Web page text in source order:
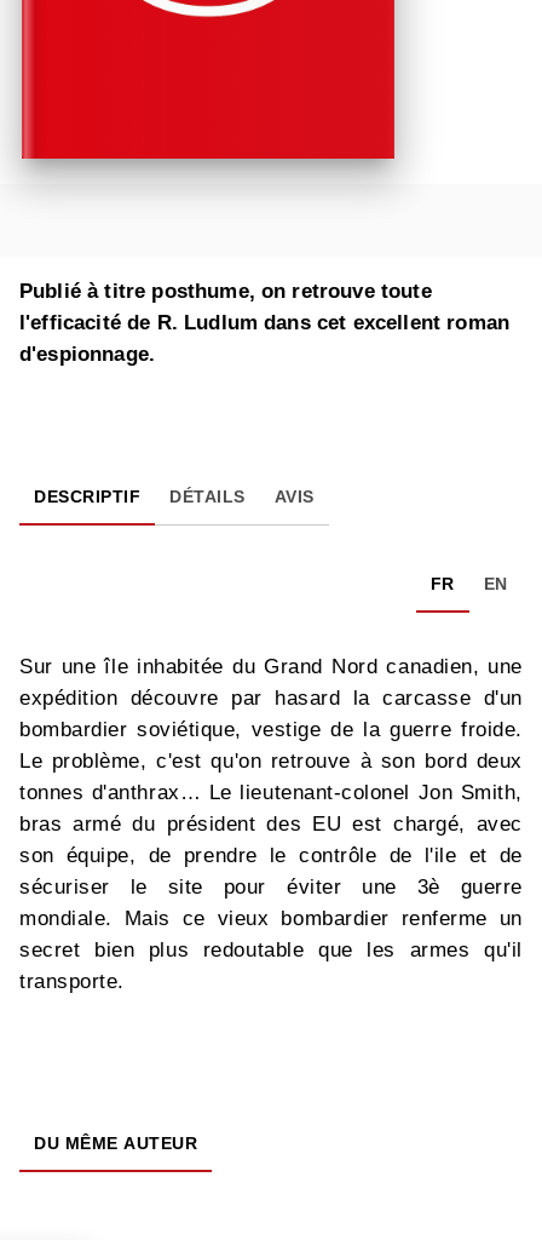
Publié à titre posthume, on retrouve toute
l'efficacité de R. Ludlum dans cet excellent roman
d'espionnage.
DESCRIPTIF DÉTAILS AVIS
FR EN
Sur une île inhabitée du Grand Nord canadien, une
expédition découvre par hasard la carcasse d'un
bombardier soviétique, vestige de la guerre froide.
Le problème, c'est qu'on retrouve à son bord deux
tonnes d'anthrax… Le lieutenant-colonel Jon Smith,
bras armé du président des EU est chargé, avec
son équipe, de prendre le contrôle de l'ile et de
sécuriser le site pour éviter une 3è guerre
mondiale. Mais ce vieux bombardier renferme un
secret bien plus redoutable que les armes qu'il
transporte.
DU MÊME AUTEUR